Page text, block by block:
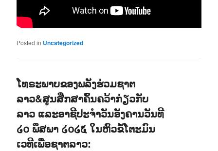
Posted in Uncategorized
ໂທຣະພາບຂອງພລັງຮ່ວມຊາຕ
ລາວ&ສູນສືກສາຄົ້ນຄວ້າກ່ຽວກັບ
ລາວ ແລະອາຊີປະຈຳວັນອັງຄານວັນທີ
໒໐ ພຶສພາ ໒໐໒໕ ໃນຫົວຂໍ້ໂຕະມົນ
ເວທີເພື່ອຊາຕລາວ: